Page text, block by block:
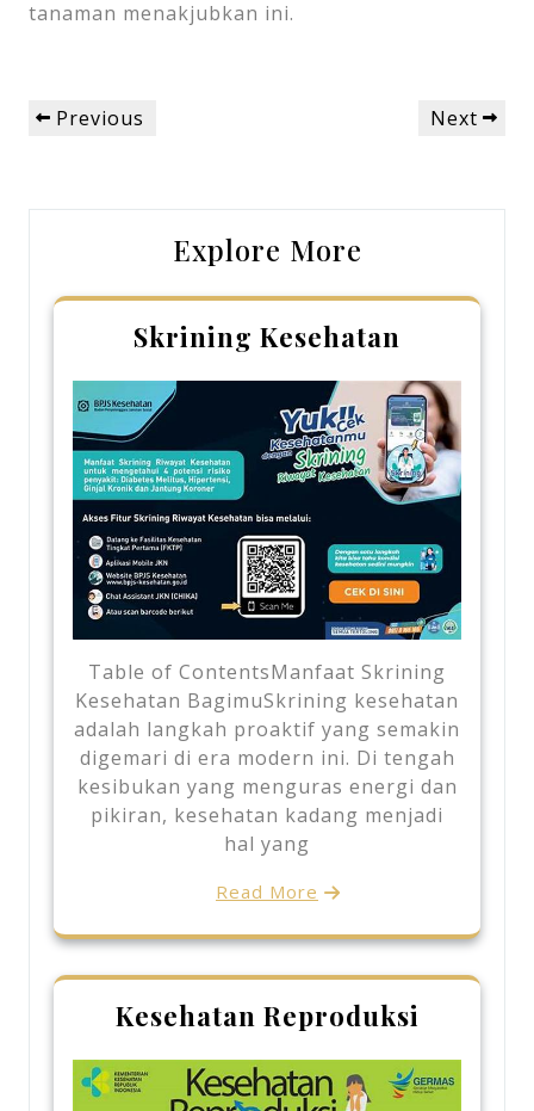
tanaman menakjubkan ini.
Post
navigation
Previous
Previous
Next
Next
Explore More
Skrining Kesehatan
Table of ContentsManfaat Skrining
Kesehatan BagimuSkrining kesehatan
adalah langkah proaktif yang semakin
digemari di era modern ini. Di tengah
kesibukan yang menguras energi dan
pikiran, kesehatan kadang menjadi
hal yang
Read More
Kesehatan Reproduksi